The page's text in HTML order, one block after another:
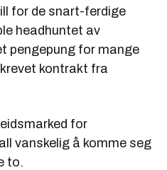
for de snart-ferdige
headhuntet av
pengepung for mange
kontrakt fra
for
vanskelig å komme seg
to.